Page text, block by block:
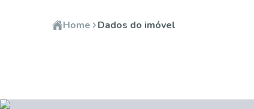
Home Dados do imóvel